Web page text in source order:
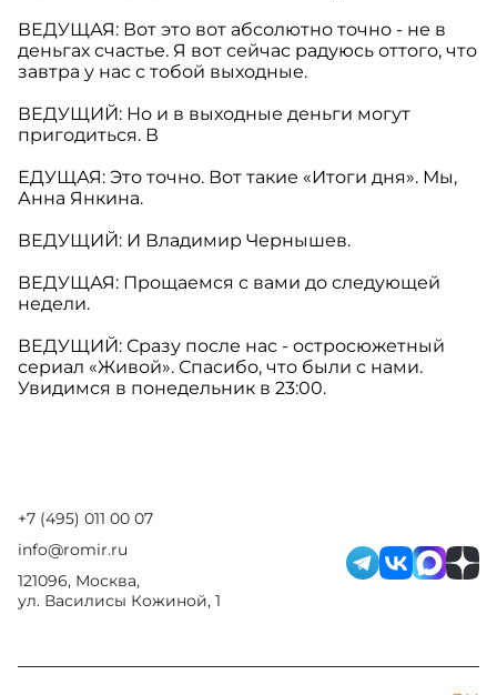
ВЕДУЩАЯ: Вот это вот абсолютно точно - не в
деньгах счастье. Я вот сейчас радуюсь оттого, что
завтра у нас с тобой выходные.
ВЕДУЩИЙ: Но и в выходные деньги могут
пригодиться. В
ЕДУЩАЯ: Это точно. Вот такие «Итоги дня». Мы,
Анна Янкина.
ВЕДУЩИЙ: И Владимир Чернышев.
ВЕДУЩАЯ: Прощаемся с вами до следующей
недели.
ВЕДУЩИЙ: Сразу после нас - остросюжетный
сериал «Живой». Спасибо, что были с нами.
Увидимся в понедельник в 23:00.
+7 (495) 011 00 07
info@romir.ru
121096, Москва,
ул. Василисы Кожиной, 1